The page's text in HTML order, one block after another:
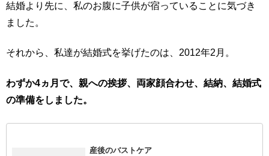
結婚より先に、私のお腹に子供が宿っていることに気づき
ました。
それから、私達が結婚式を挙げたのは、2012年2月。
わずか4ヵ月で、親への挨拶、両家顔合わせ、結納、結婚式
の準備をしました。
産後のバストケア